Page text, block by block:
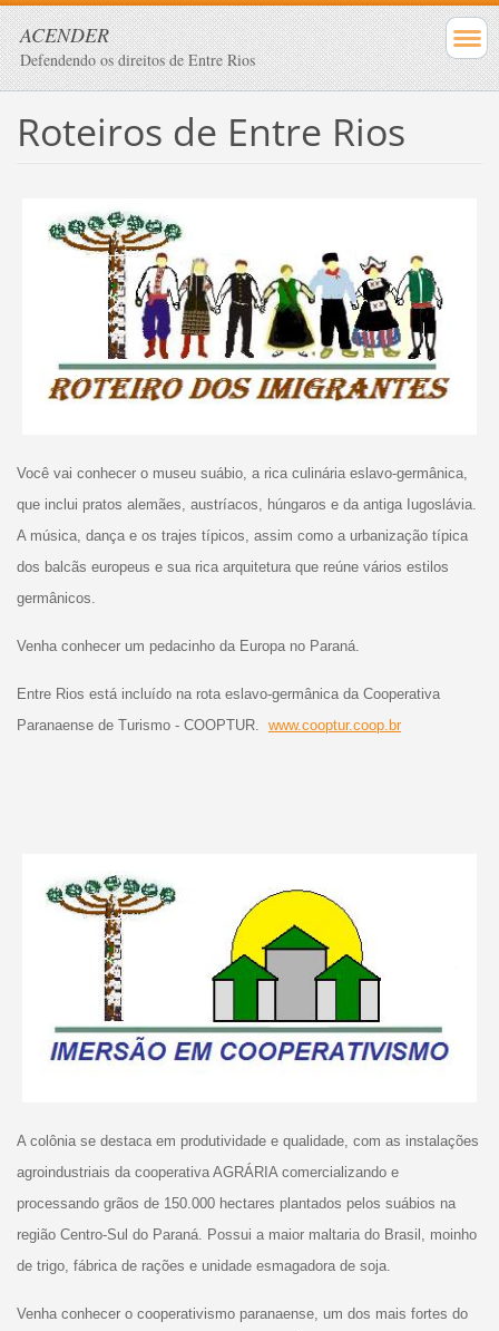
ACENDER
Defendendo os direitos de Entre Rios
Roteiros de Entre Rios
Você vai conhecer o museu suábio, a rica culinária eslavo-germânica,
que inclui pratos alemães, austríacos, húngaros e da antiga Iugoslávia.
A música, dança e os trajes típicos, assim como a urbanização típica
dos balcãs europeus e sua rica arquitetura que reúne vários estilos
germânicos.
Venha conhecer um pedacinho da Europa no Paraná.
Entre Rios está incluído na rota eslavo-germânica da Cooperativa
Paranaense de Turismo - COOPTUR. www.cooptur.coop.br
A colônia se destaca em produtividade e qualidade, com as instalações
agroindustriais da cooperativa AGRÁRIA comercializando e
processando grãos de 150.000 hectares plantados pelos suábios na
região Centro-Sul do Paraná. Possui a maior maltaria do Brasil, moinho
de trigo, fábrica de rações e unidade esmagadora de soja.
Venha conhecer o cooperativismo paranaense, um dos mais fortes do